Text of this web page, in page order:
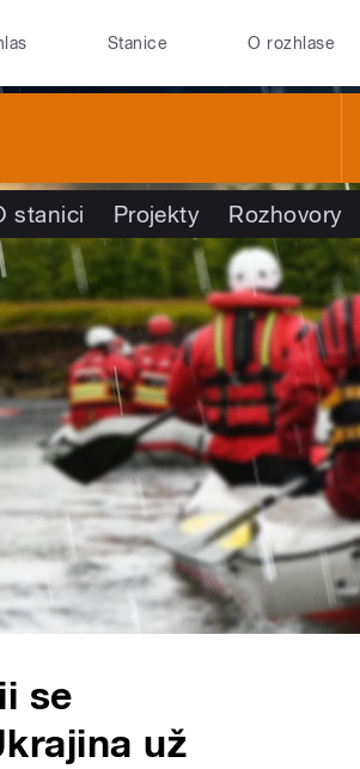
Stanice O rozhlase
stanici Projekty Rozhovory
se
už